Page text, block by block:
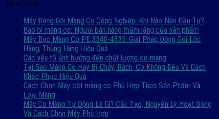
Bài viết mới
Máy Đóng Gói Màng Co Công Nghiệp: Khi Nào Nên Đầu Tư?
Bao bì màng co: Người bán hàng thầm lặng của sản phẩm
Máy Bọc Màng Co PE 5540-4535: Giải Pháp Đóng Gói Lốc
Hàng, Thùng Hàng Hiệu Quả
Các yếu tố ảnh hưởng đến chất lượng co màng
Tại Sao Màng Co Hay Bị Cháy, Rách, Co Không Đều Và Cách
Khắc Phục Hiệu Quả
Cách Chọn Máy cắt màng co Phù Hợp Theo Sản Phẩm Và
Loại Màng
Máy Co Màng Tự Động Là Gì? Cấu Tạo, Nguyên Lý Hoạt Động
Và Cách Chọn Máy Phù Hợp